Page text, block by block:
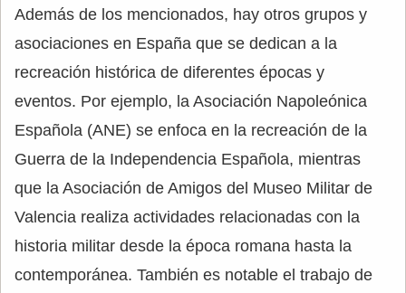
Además de los mencionados, hay otros grupos y
asociaciones en España que se dedican a la
recreación histórica de diferentes épocas y
eventos. Por ejemplo, la Asociación Napoleónica
Española (ANE) se enfoca en la recreación de la
Guerra de la Independencia Española, mientras
que la Asociación de Amigos del Museo Militar de
Valencia realiza actividades relacionadas con la
historia militar desde la época romana hasta la
contemporánea. También es notable el trabajo de